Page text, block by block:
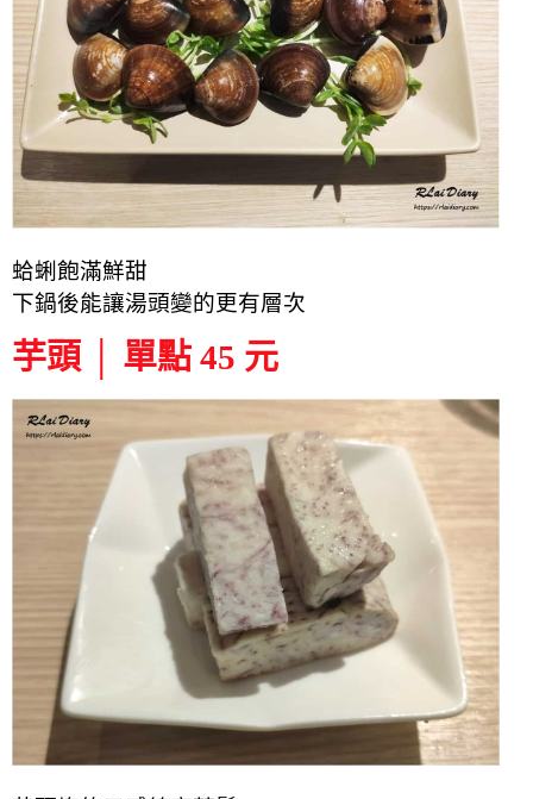
蛤蜊飽滿鮮甜
下鍋後能讓湯頭變的更有層次
芋頭 │ 單點 45 元